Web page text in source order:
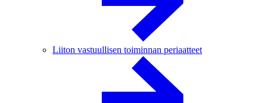
Liiton vastuullisen toiminnan periaatteet